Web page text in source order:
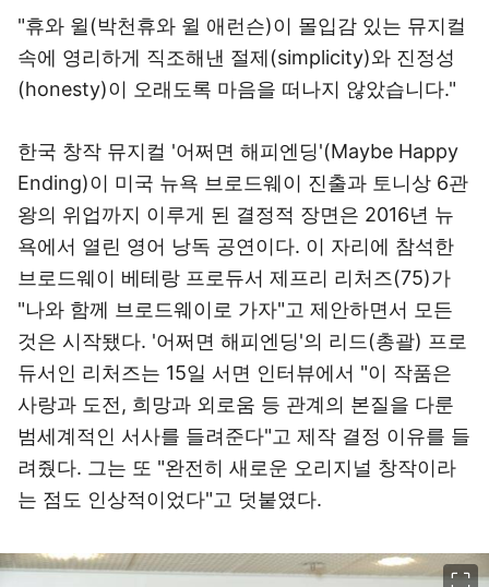
"휴와 윌(박천휴와 윌 애런슨)이 몰입감 있는 뮤지컬
속에 영리하게 직조해낸 절제(simplicity)와 진정성
(honesty)이 오래도록 마음을 떠나지 않았습니다."
한국 창작 뮤지컬 '어쩌면 해피엔딩'(Maybe Happy
Ending)이 미국 뉴욕 브로드웨이 진출과 토니상 6관
왕의 위업까지 이루게 된 결정적 장면은 2016년 뉴
욕에서 열린 영어 낭독 공연이다. 이 자리에 참석한
브로드웨이 베테랑 프로듀서 제프리 리처즈(75)가
"나와 함께 브로드웨이로 가자"고 제안하면서 모든
것은 시작됐다. '어쩌면 해피엔딩'의 리드(총괄) 프로
듀서인 리처즈는 15일 서면 인터뷰에서 "이 작품은
사랑과 도전, 희망과 외로움 등 관계의 본질을 다룬
범세계적인 서사를 들려준다"고 제작 결정 이유를 들
려줬다. 그는 또 "완전히 새로운 오리지널 창작이라
는 점도 인상적이었다"고 덧붙였다.